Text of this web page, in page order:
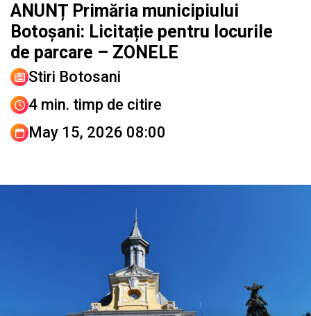
ANUNȚ Primăria municipiului
Botoșani: Licitație pentru locurile
de parcare – ZONELE
Stiri Botosani
4 min. timp de citire
May 15, 2026 08:00